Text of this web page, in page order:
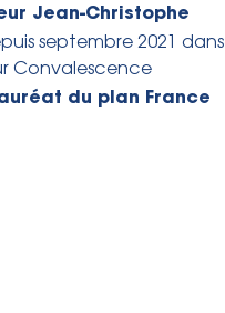
Jean-Christophe
septembre 2021 dans
Convalescence
du plan France